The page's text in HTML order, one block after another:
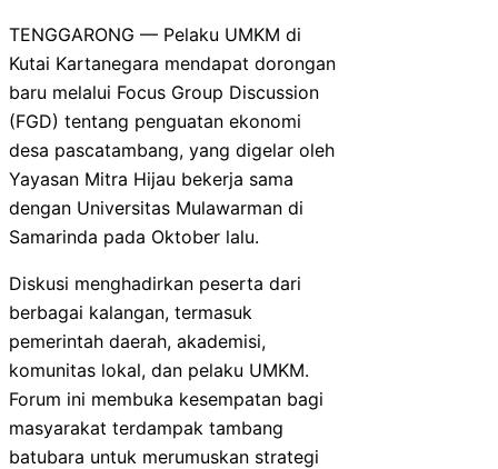
TENGGARONG — Pelaku UMKM di
Kutai Kartanegara mendapat dorongan
baru melalui Focus Group Discussion
(FGD) tentang penguatan ekonomi
desa pascatambang, yang digelar oleh
Yayasan Mitra Hijau bekerja sama
dengan Universitas Mulawarman di
Samarinda pada Oktober lalu.
Diskusi menghadirkan peserta dari
berbagai kalangan, termasuk
pemerintah daerah, akademisi,
komunitas lokal, dan pelaku UMKM.
Forum ini membuka kesempatan bagi
masyarakat terdampak tambang
batubara untuk merumuskan strategi